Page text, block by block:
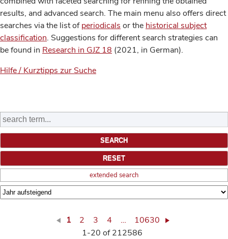
results, and advanced search. The main menu also offers direct
searches via the list ofperiodicals or the historical subject
classification. Suggestions for different search strategies can
be found in Research in GJZ 18 (2021, in German).
Hilfe / Kurztipps zur Suche
extended search
1 2 3 4 …
10630
1-20 of 212586